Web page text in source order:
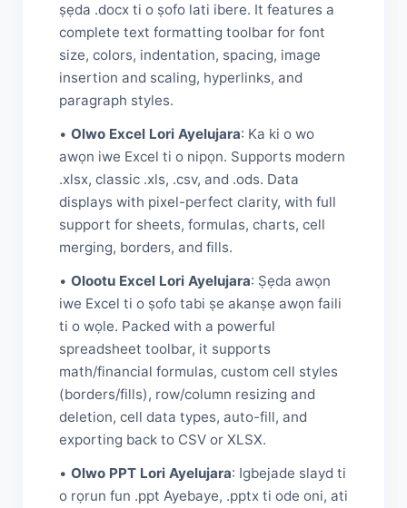
ṣẹda .docx ti o ṣofo lati ibere. It features a
complete text formatting toolbar for font
size, colors, indentation, spacing, image
insertion and scaling, hyperlinks, and
paragraph styles.
• Olwo Excel Lori Ayelujara: Ka ki o wo
awọn iwe Excel ti o nipọn. Supports modern
.xlsx, classic .xls, .csv, and .ods. Data
displays with pixel-perfect clarity, with full
support for sheets, formulas, charts, cell
merging, borders, and fills.
• Olootu Excel Lori Ayelujara: Ṣẹda awọn
iwe Excel ti o ṣofo tabi ṣe akanṣe awọn faili
ti o wọle. Packed with a powerful
spreadsheet toolbar, it supports
math/financial formulas, custom cell styles
(borders/fills), row/column resizing and
deletion, cell data types, auto-fill, and
exporting back to CSV or XLSX.
• Olwo PPT Lori Ayelujara: Igbejade slayd ti
o rọrun fun .ppt Ayebaye, .pptx ti ode oni, ati